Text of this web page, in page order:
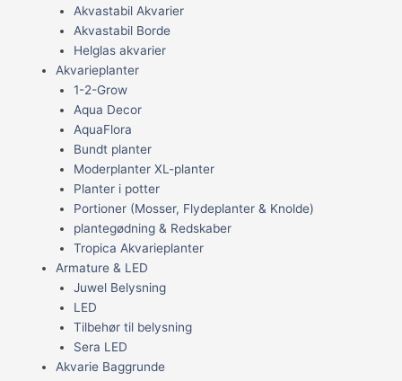
Akvastabil Akvarier
Akvastabil Borde
Helglas akvarier
Akvarieplanter
1-2-Grow
Aqua Decor
AquaFlora
Bundt planter
Moderplanter XL-planter
Planter i potter
Portioner (Mosser, Flydeplanter & Knolde)
plantegødning & Redskaber
Tropica Akvarieplanter
Armature & LED
Juwel Belysning
LED
Tilbehør til belysning
Sera LED
Akvarie Baggrunde